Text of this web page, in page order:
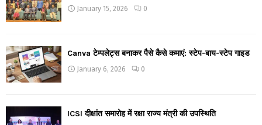
January 15, 2026 0
Canva टेम्पलेट्स बनाकर पैसे कैसे कमाएं: स्टेप-बाय-स्टेप गाइड
January 6, 2026 0
ICSI दीक्षांत समारोह में रक्षा राज्य मंत्री की उपस्थिति